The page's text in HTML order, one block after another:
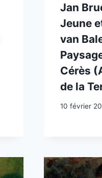
Jan
Jeune
van
Cérès
de la
10 février